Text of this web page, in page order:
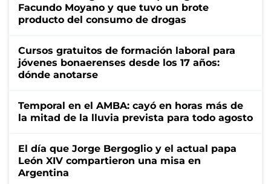
Facundo Moyano y que tuvo un brote
producto del consumo de drogas
Cursos gratuitos de formación laboral para
jóvenes bonaerenses desde los 17 años:
dónde anotarse
Temporal en el AMBA: cayó en horas más de
la mitad de la lluvia prevista para todo agosto
El día que Jorge Bergoglio y el actual papa
León XIV compartieron una misa en
Argentina